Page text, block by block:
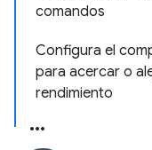
comandos
Configura el
para acercar o
rendimiento